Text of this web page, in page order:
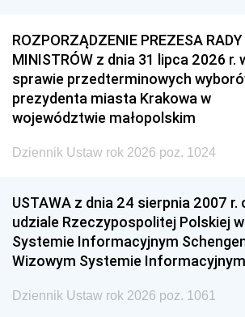
ROZPORZĄDZENIE PREZESA RADY
MINISTRÓW z dnia 31 lipca 2026 r.
sprawie przedterminowych
prezydenta miasta Krakowa w
województwie małopolskim
Dziennik Ustaw rok 2026 poz. 1024
USTAWA z dnia 24 sierpnia 2007 r.
udziale Rzeczypospolitej Polskiej w
Systemie Informacyjnym
Wizowym Systemie Informacyjnym
Dziennik Ustaw rok 2026 poz. 1061